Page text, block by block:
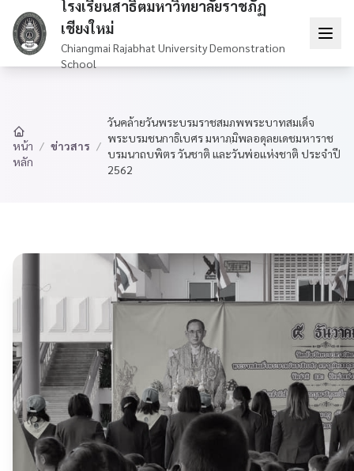
โรงเรียนสาธิตมหาวิทยาลัยราชภัฏ
เชียงใหม่
Chiangmai Rajabhat University Demonstration
School
หน้า
หลัก
/ ข่าวสาร /
วันคล้ายวันพระบรมราชสมภพพระบาทสมเด็จ
พระบรมชนกาธิเบศร มหาภฺมิพลอดุลยเดชมหาราช
บรมนาถบพิตร วันชาติ และวันพ่อแห่งชาติ ประจำปี
2562